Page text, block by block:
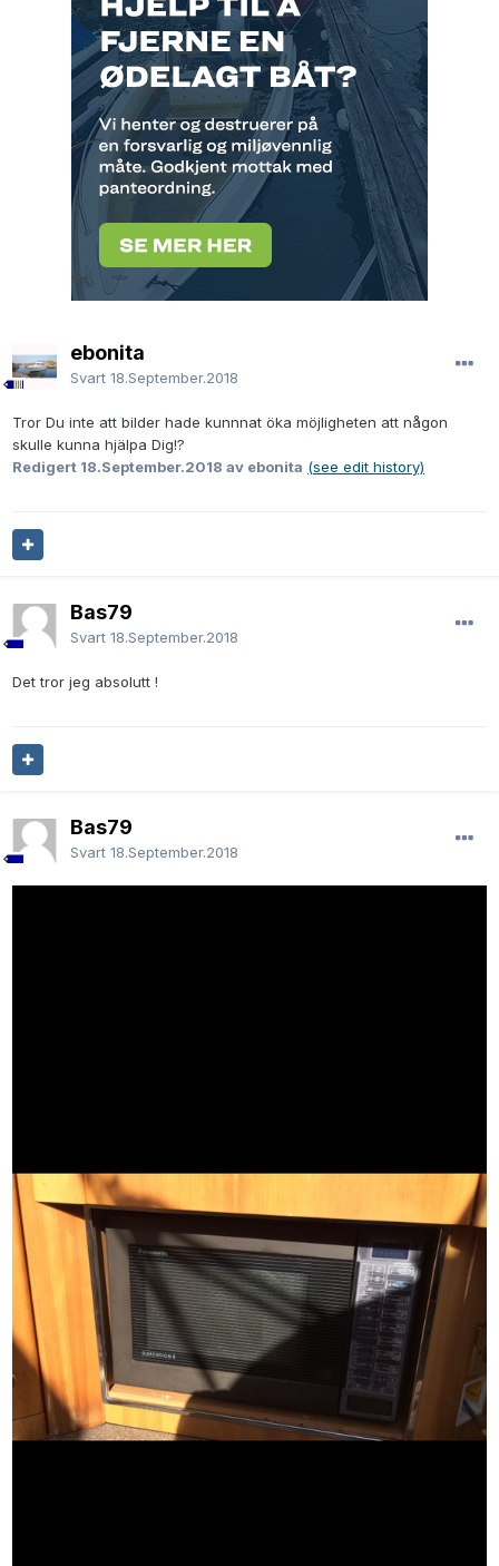
ebonita
Svart 18.September.2018
Tror Du inte att bilder hade kunnnat öka möjligheten att någon
skulle kunna hjälpa Dig!?
Redigert 18.September.2018 av ebonita (see edit history)
Bas79
Svart 18.September.2018
Det tror jeg absolutt !
Bas79
Svart 18.September.2018